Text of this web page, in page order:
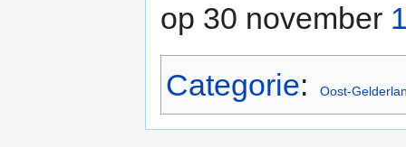
op 30 november
Categorie: Oost-